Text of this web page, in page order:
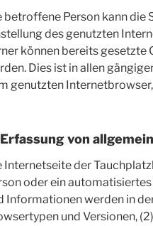
betroffene Person kann die
des genutzten
können bereits
Dies ist in allen
genutzten
von
Internetseite der
oder ein
Informationen werden in
und Versionen,